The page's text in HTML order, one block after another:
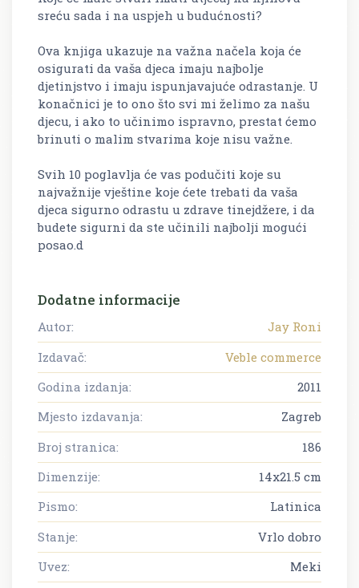
sreću sada i na uspjeh u budućnosti?
Ova knjiga ukazuje na važna načela koja će
osigurati da vaša djeca imaju najbolje
djetinjstvo i imaju ispunjavajuće odrastanje. U
konačnici je to ono što svi mi želimo za našu
djecu, i ako to učinimo ispravno, prestat ćemo
brinuti o malim stvarima koje nisu važne.
Svih 10 poglavlja će vas podučiti koje su
najvažnije vještine koje ćete trebati da vaša
djeca sigurno odrastu u zdrave tinejdžere, i da
budete sigurni da ste učinili najbolji mogući
posao.d
Dodatne informacije
Autor:
Jay Roni
Izdavač:
Veble commerce
Godina izdanja:
2011
Mjesto izdavanja:
Zagreb
Broj stranica:
186
Dimenzije:
14x21.5 cm
Pismo:
Latinica
Stanje:
Vrlo dobro
Uvez:
Meki